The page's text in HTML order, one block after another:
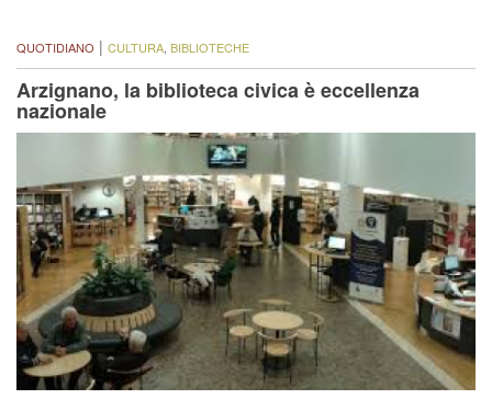
QUOTIDIANO | CULTURA BIBLIOTECHE
Arzignano, la biblioteca civica è eccellenza
nazionale